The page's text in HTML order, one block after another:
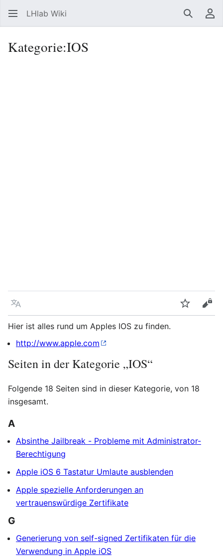
LHlab Wiki Suchen
Kategorie:IOS
Sprache
Hier ist alles rund um Apples IOS zu finden.
http://www.apple.com
Seiten in der Kategorie „IOS“
Folgende 18 Seiten sind in dieser Kategorie, von 18
insgesamt.
A
Absinthe Jailbreak - Probleme mit Administrator-
Berechtigung
Apple iOS 6 Tastatur Umlaute ausblenden
Apple spezielle Anforderungen an
vertrauenswürdige Zertifikate
G
Generierung von self-signed Zertifikaten für die
Verwendung in Apple iOS